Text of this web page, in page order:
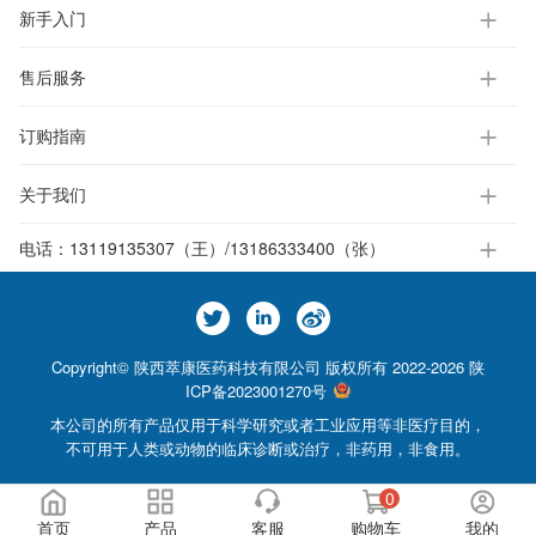
新手入门
售后服务
订购指南
关于我们
电话： 13119135307（王）/13186333400（张）
Copyright© 陕西萃康医药科技有限公司 版权所有 2022-2026 陕
ICP备2023001270号
本公司的所有产品仅用于科学研究或者工业应用等非医疗目的，
不可用于人类或动物的临床诊断或治疗，非药用，非食用。
首页 产品 客服
0
购物车
我的